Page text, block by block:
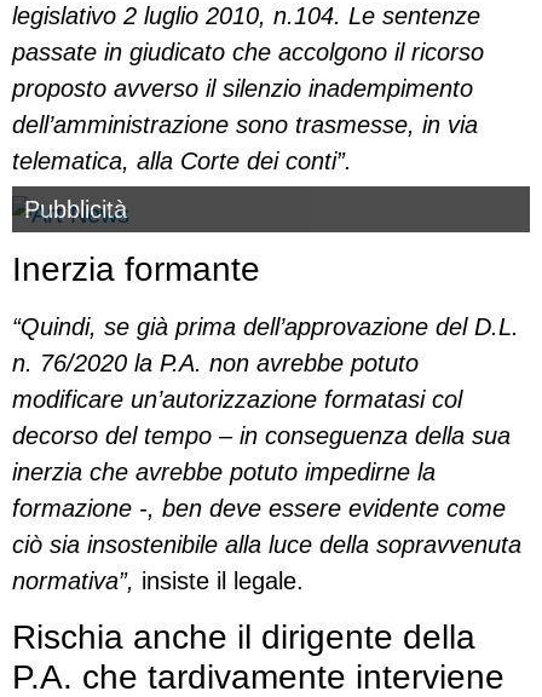
legislativo 2 luglio 2010, n.104. Le sentenze
passate in giudicato che accolgono il ricorso
proposto avverso il silenzio inadempimento
dell’amministrazione sono trasmesse, in via
telematica, alla Corte dei conti”.
Pubblicità
Inerzia formante
“Quindi, se già prima dell’approvazione del D.L.
n. 76/2020 la P.A. non avrebbe potuto
modificare un’autorizzazione formatasi col
decorso del tempo – in conseguenza della sua
inerzia che avrebbe potuto impedirne la
formazione -, ben deve essere evidente come
ciò sia insostenibile alla luce della sopravvenuta
normativa”, insiste il legale.
Rischia anche il dirigente della
P.A. che tardivamente interviene